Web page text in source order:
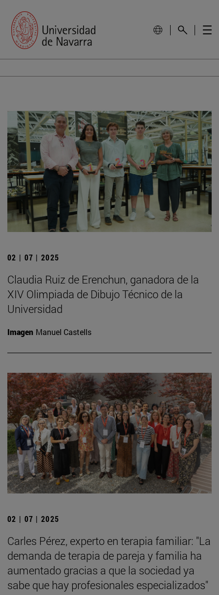
02 | 07 | 2025
Claudia Ruiz de Erenchun, ganadora de la
XIV Olimpiada de Dibujo Técnico de la
Universidad
Imagen Manuel Castells
02 | 07 | 2025
Carles Pérez, experto en terapia familiar: "La
demanda de terapia de pareja y familia ha
aumentado gracias a que la sociedad ya
sabe que hay profesionales especializados"